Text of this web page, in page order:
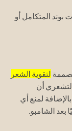
بوند المتكامل أو
لتقوية الشعر
لتشعري أن
لمنع أي
الشامبو.